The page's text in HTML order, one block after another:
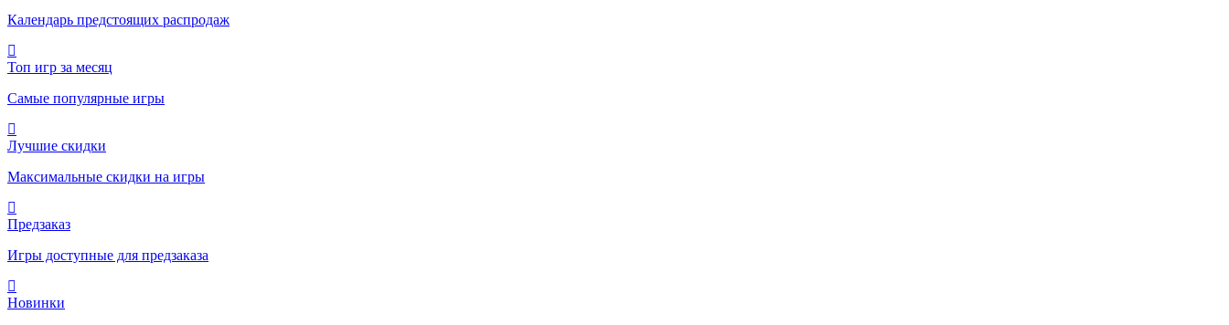
Календарь предстоящих распродаж
Топ игр за месяц
Самые популярные игры
Лучшие скидки
Максимальные скидки на игры
Предзаказ
Игры доступные для предзаказа
Новинки